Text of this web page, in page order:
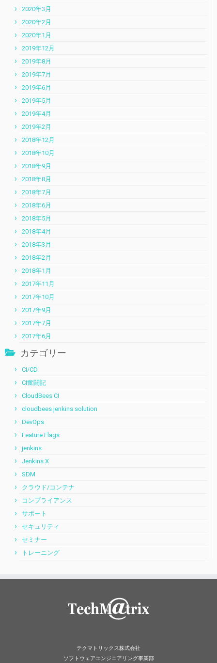
2020年3月
2020年2月
2020年1月
2019年12月
2019年8月
2019年7月
2019年6月
2019年5月
2019年4月
2019年2月
2018年12月
2018年10月
2018年9月
2018年8月
2018年7月
2018年6月
2018年5月
2018年4月
2018年3月
2018年2月
2018年1月
2017年11月
2017年10月
2017年9月
2017年7月
2017年6月
カテゴリー
CI/CD
CI奮闘記
CloudBees CI
cloudbees jenkins solution
DevOps
Feature Flags
jenkins
Jenkins X
SDM
クラウド/コンテナ
コンプライアンス
サポート
セキュリティ
セミナー
トレーニング
テクマトリックス株式会社
ソフトウェアエンジニアリング事業部